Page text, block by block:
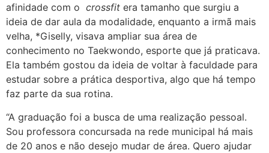
afinidade com o crossfit era tamanho que surgiu a
ideia de dar aula da modalidade, enquanto a irmã mais
velha, *Giselly, visava ampliar sua área de
conhecimento no Taekwondo, esporte que já praticava.
Ela também gostou da ideia de voltar à faculdade para
estudar sobre a prática desportiva, algo que há tempo
faz parte da sua rotina.
“A graduação foi a busca de uma realização pessoal.
Sou professora concursada na rede municipal há mais
de 20 anos e não desejo mudar de área. Quero ajudar